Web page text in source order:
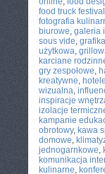
food truck festival
fotografia
biurowe, galeria
sous vide,
użytkowa,
karciane
gry zespołowe,
kreatywne,
wizualna,
inspiracje
izolacje
kampanie
obrotowy, kawa
domowe,
jednogarnkowe,
komunikacja
kulinarne,